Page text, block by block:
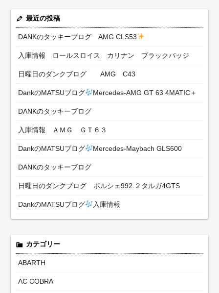
最近の投稿
DANKのタッキーブログ AMG CLS53
入庫情報 ロールスロイス カリナン ブラックバッジ
日曜日のダンクブログ AMG C43
DankのMATSUブログ Mercedes-AMG GT 63 4MATIC＋
DANKのタッキーブログ
入庫情報 ＡＭＧ ＧＴ６３
DankのMATSUブログ Mercedes-Maybach GLS600
DANKのタッキーブログ
日曜日のダンクブログ ポルシェ992.２タルガ4GTS
DankのMATSUブログ 入庫情報
カテゴリー
ABARTH
AC COBRA